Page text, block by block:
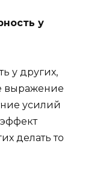
у
у других,
выражение
усилий
делать то